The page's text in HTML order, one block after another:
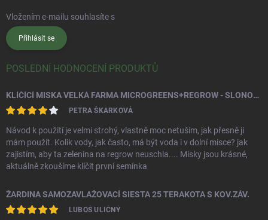
Vložením e-mailu souhlasíte s
Přihlásit se
POSLEDNÍ HODNOCENÍ PRODUKTŮ
KLÍČÍCÍ MISKA VELKÁ FARMA MICROGREENS+REGROW - SLONOVÁ KOST
PETRA ŠKARKOVÁ
Návod k použití je velmi strohý, vlastně moc netuším, jak přesně ji
mám použít. Kolik vody, jak často, má být voda i v dolní misce? jak
zajistím, aby ta zelenina na regrow neuschla.... Misky jsou krásné,
aktuálně zkoušíme klíčit první semínka
ŽARDINA SAMOZAVLAŽOVACÍ SIESTA 25 TERAKOTA S KOV.ZÁV.
LUBOŠ ULIČNÝ